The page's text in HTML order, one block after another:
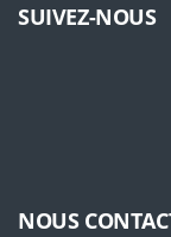
SUIVEZ-NOUS
NOUS